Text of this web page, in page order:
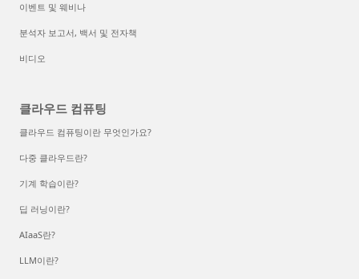
이벤트 및 웨비나
분석자 보고서, 백서 및 전자책
비디오
클라우드 컴퓨팅
클라우드 컴퓨팅이란 무엇인가요?
다중 클라우드란?
기계 학습이란?
딥 러닝이란?
AIaaS란?
LLM이란?